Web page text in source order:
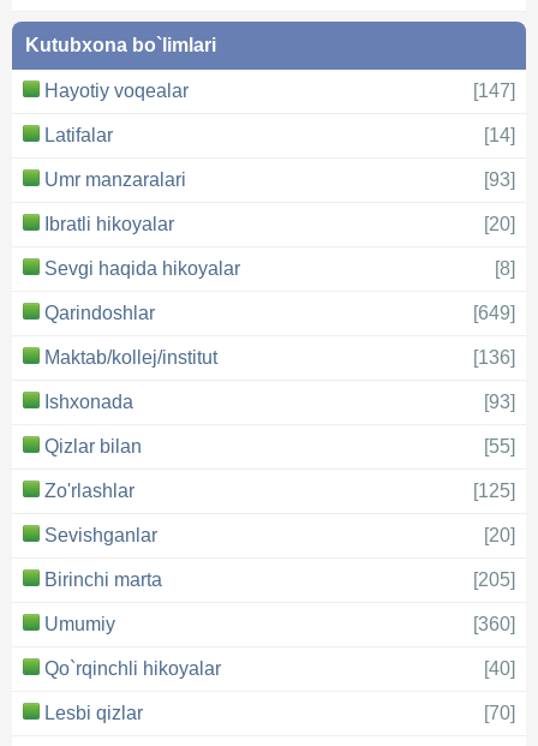
Kutubxona bo`limlari
Hayotiy voqealar [147]
Latifalar [14]
Umr manzaralari [93]
Ibratli hikoyalar [20]
Sevgi haqida hikoyalar [8]
Qarindoshlar [649]
Maktab/kollej/institut [136]
Ishxonada [93]
Qizlar bilan [55]
Zo'rlashlar [125]
Sevishganlar [20]
Birinchi marta [205]
Umumiy [360]
Qo`rqinchli hikoyalar [40]
Lesbi qizlar [70]